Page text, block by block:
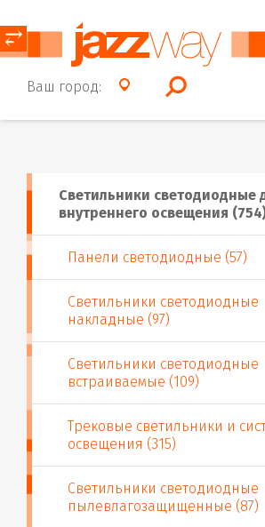
Ваш город:
⥂
Светильники светодиодные
внутреннего освещения
Панели светодиодные (57)
Светильники светодиодные
накладные (97)
Светильники светодиодные
встраиваемые (109)
Трековые светильники и
освещения (315)
Светильники светодиодные
пылевлагозащищенные (87)